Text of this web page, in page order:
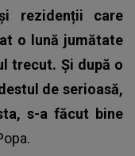
rezidenții care
o lună jumătate
trecut. Și după o
de serioasă,
s-a făcut bine